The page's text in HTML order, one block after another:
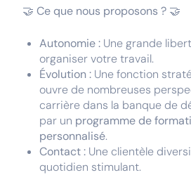
🤝 Ce que nous proposons ? 🤝
Autonomie : Une grande
organiser votre travail.
Évolution : Une fonction
ouvre de nombreuses
carrière dans la banque de
par un programme de
personnalisé.
Contact : Une clientèle
quotidien stimulant.